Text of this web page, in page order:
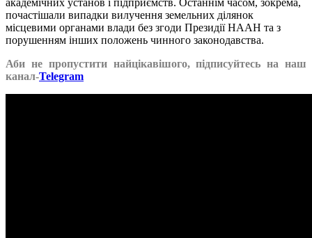
академічних установ і підприємств. Останнім часом, зокрема,
почастішали випадки вилучення земельних ділянок
місцевими органами влади без згоди Президії НААН та з
порушенням інших положень чинного законодавства.
Аби не пропустити найцікавішого, підписуйтесь на наш
канал-Telegram